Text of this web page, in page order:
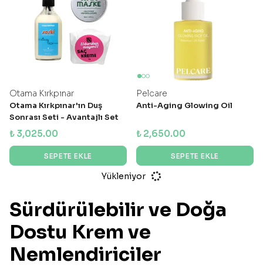
Otama Kırkpınar
Otama Kırkpınar'ın Duş
Sonrası Seti - Avantajlı Set
₺ 3,025.00
SEPETE EKLE
Pelcare
Anti-Aging Glowing Oil
₺ 2,650.00
SEPETE EKLE
Yükleniyor
Sürdürülebilir ve Doğa
Dostu Krem ve
Nemlendiriciler